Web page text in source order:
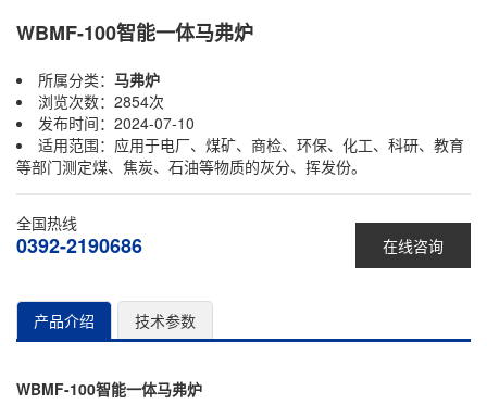
WBMF-100智能一体马弗炉
所属分类： 马弗炉
浏览次数：2854次
发布时间：2024-07-10
适用范围：应用于电厂、煤矿、商检、环保、化工、科研、教育
等部门测定煤、焦炭、石油等物质的灰分、挥发份。
在线咨询
全国热线
0392-2190686
产品介绍 技术参数
WBMF-100智能一体马弗炉